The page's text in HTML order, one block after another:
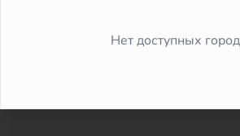
Нет доступных